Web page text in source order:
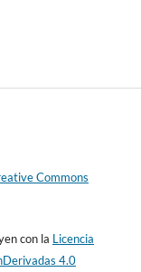
Commons
con la Licencia
4.0